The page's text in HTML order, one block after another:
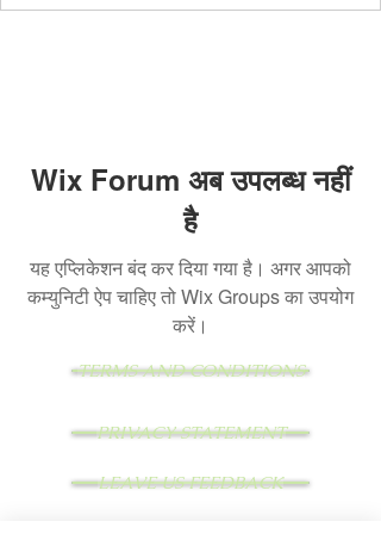
Wix Forum अब उपलब्ध नहीं
है
यह एप्लिकेशन बंद कर दिया गया है। अगर आपको
कम्युनिटी ऐप चाहिए तो Wix Groups का उपयोग
करें।
TERMS AND CONDITIONS
PRIVACY STATEMENT
LEAVE US FEEDBACK